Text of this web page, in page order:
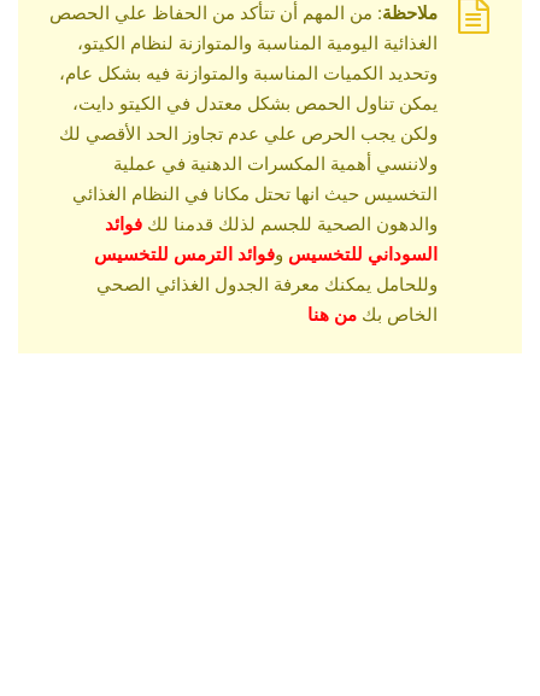
ملاحظة: من المهم أن تتأكد من الحفاظ علي الحصص
الغذائية اليومية المناسبة والمتوازنة لنظام الكيتو،
وتحديد الكميات المناسبة والمتوازنة فيه بشكل عام،
يمكن تناول الحمص بشكل معتدل في الكيتو دايت،
ولكن يجب الحرص علي عدم تجاوز الحد الأقصي لك
ولاننسي أهمية المكسرات الدهنية في عملية
التخسيس حيث انها تحتل مكانا في النظام الغذائي
والدهون الصحية للجسم لذلك قدمنا لك فوائد
السوداني للتخسيس وفوائد الترمس للتخسيس
وللحامل يمكنك معرفة الجدول الغذائي الصحي
الخاص بك من هنا